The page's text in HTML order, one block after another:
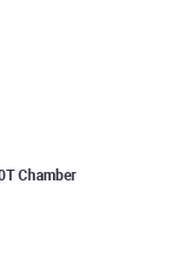
Chamber